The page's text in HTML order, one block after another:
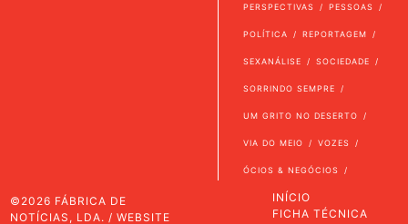
PERSPECTIVAS PESSOAS
POLÍTICA REPORTAGEM
SEXANÁLISE SOCIEDADE
SORRINDO SEMPRE
UM GRITO NO DESERTO
VIA DO MEIO VOZES
ÓCIOS & NEGÓCIOS
©2026 FÁBRICA DE
NOTÍCIAS, LDA. / WEBSITE
INÍCIO
FICHA TÉCNICA